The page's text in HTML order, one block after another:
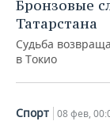
Бронзовые
Татарстана
Судьба
в Токио
Спорт 08 фев,